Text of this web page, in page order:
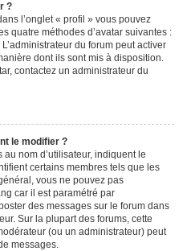
?
l’onglet « profil » vous pouvez
quatre méthodes d’avatar suivantes :
du forum peut activer
dont ils sont mis à disposition.
contactez un administrateur du
le modifier ?
nom d’utilisateur, indiquent le
certains membres tels que les
vous ne pouvez pas
car il est paramétré par
des messages sur le forum dans
Sur la plupart des forums, cette
(ou un administrateur) peut
messages.